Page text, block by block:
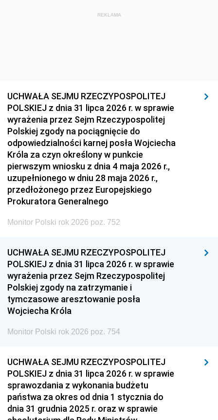
REKLAMA
UCHWAŁA SEJMU RZECZYPOSPOLITEJ
POLSKIEJ z dnia 31 lipca 2026 r. w sprawie
wyrażenia przez Sejm Rzeczypospolitej
Polskiej zgody na pociągnięcie do
odpowiedzialności karnej posła Wojciecha
Króla za czyn określony w punkcie
pierwszym wniosku z dnia 4 maja 2026 r.,
uzupełnionego w dniu 28 maja 2026 r.,
przedłożonego przez Europejskiego
Prokuratora Generalnego
Monitor Polski rok 2026 poz. 752
UCHWAŁA SEJMU RZECZYPOSPOLITEJ
POLSKIEJ z dnia 31 lipca 2026 r. w sprawie
wyrażenia przez Sejm Rzeczypospolitej
Polskiej zgody na zatrzymanie i
tymczasowe aresztowanie posła
Wojciecha Króla
Monitor Polski rok 2026 poz. 754
UCHWAŁA SEJMU RZECZYPOSPOLITEJ
POLSKIEJ z dnia 31 lipca 2026 r. w sprawie
sprawozdania z wykonania budżetu
państwa za okres od dnia 1 stycznia do
dnia 31 grudnia 2025 r. oraz w sprawie